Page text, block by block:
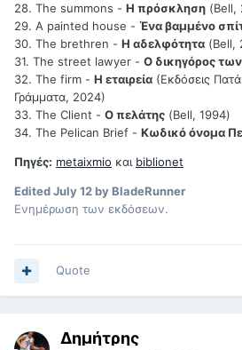
28. The summons - Η πρόσκληση (Bell,
29. A painted house - Ένα βαμμένο
30. The brethren - Η αδελφότητα (Bell,
31. The street lawyer - Ο δικηγόρος
32. The firm - Η εταιρεία (Εκδόσεις
Γράμματα, 2024)
33. The Client - Ο πελάτης (Bell, 1994)
34. The Pelican Brief - Κωδικό όνομα
Πηγές: metaixmio και biblionet
EditedJuly 12by BladeRunner
Ενημέρωση των εκδόσεων.
Quote
Δημήτρης